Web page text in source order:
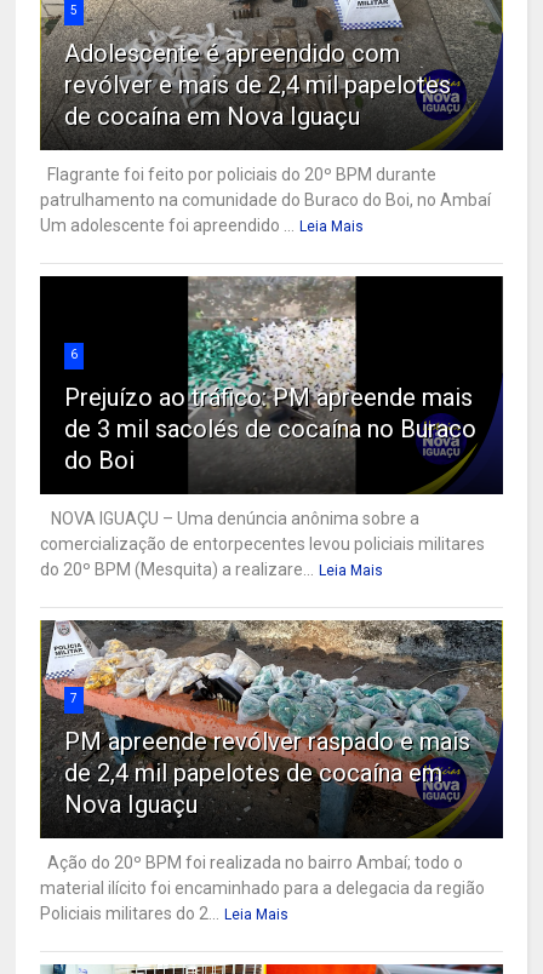
5
Adolescente é apreendido com
revólver e mais de 2,4 mil papelotes
de cocaína em Nova Iguaçu
Flagrante foi feito por policiais do 20º BPM durante
patrulhamento na comunidade do Buraco do Boi, no Ambaí
Um adolescente foi apreendido ...
Leia Mais
6
Prejuízo ao tráfico: PM apreende mais
de 3 mil sacolés de cocaína no Buraco
do Boi
NOVA IGUAÇU – Uma denúncia anônima sobre a
comercialização de entorpecentes levou policiais militares
do 20º BPM (Mesquita) a realizare...
Leia Mais
7
PM apreende revólver raspado e mais
de 2,4 mil papelotes de cocaína em
Nova Iguaçu
Ação do 20º BPM foi realizada no bairro Ambaí; todo o
material ilícito foi encaminhado para a delegacia da região
Policiais militares do 2...
Leia Mais